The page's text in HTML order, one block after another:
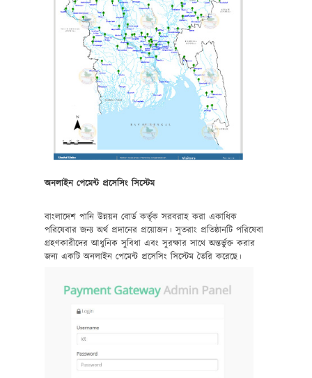
অনলাইন পেমেন্ট প্রসেসিং সিস্টেম
বাংলাদেশ পানি উন্নয়ন বোর্ড কর্তৃক সরবরাহ করা একাধিক
পরিষেবার জন্য অর্থ প্রদানের প্রয়োজন। সুতরাং প্রতিষ্ঠানটি পরিষেবা
গ্রহণকারীদের আধুনিক সুবিধা এবং সুরক্ষার সাথে অন্তর্ভুক্ত করার
জন্য একটি অনলাইন পেমেন্ট প্রসেসিং সিস্টেম তৈরি করেছে।